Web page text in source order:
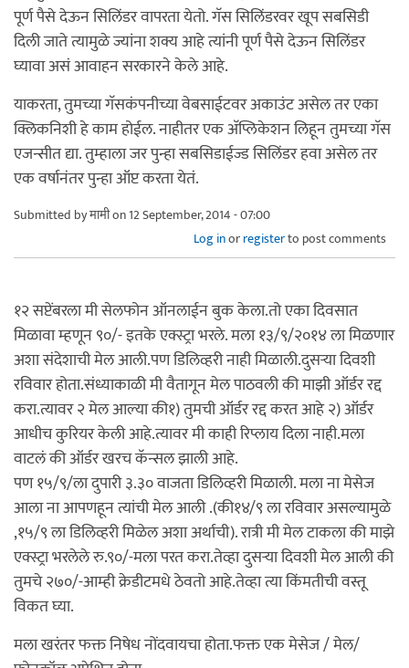
पूर्ण पैसे देऊन सिलिंडर वापरता येतो. गॅस सिलिंडरवर खूप सबसिडी
दिली जाते त्यामुळे ज्यांना शक्य आहे त्यांनी पूर्ण पैसे देऊन सिलिंडर
घ्यावा असं आवाहन सरकारने केले आहे.
याकरता, तुमच्या गॅसकंपनीच्या वेबसाईटवर अकाउंट असेल तर एका
क्लिकनिशी हे काम होईल. नाहीतर एक अ‍ॅप्लिकेशन लिहून तुमच्या गॅस
एजन्सीत द्या. तुम्हाला जर पुन्हा सबसिडाईज्ड सिलिंडर हवा असेल तर
एक वर्षानंतर पुन्हा ऑप्ट करता येतं.
Submitted byमामीon 12 September, 2014 - 07:00
Log inorregisterto post comments
१२ सप्टेंबरला मी सेलफोन ऑनलाईन बुक केला.तो एका दिवसात
मिळावा म्हणून ९०/- इतके एक्स्ट्रा भरले. मला १३/९/२०१४ ला मिळणार
अशा संदेशाची मेल आली.पण डिलिव्हरी नाही मिळाली.दुसर्‍या दिवशी
रविवार होता.संध्याकाळी मी वैतागून मेल पाठवली की माझी ऑर्डर रद्द
करा.त्यावर २ मेल आल्या की१) तुमची ऑर्डर रद्द करत आहे २) ऑर्डर
आधीच कुरियर केली आहे.त्यावर मी काही रिप्लाय दिला नाही.मला
वाटलं की ऑर्डर खरच कॅन्सल झाली आहे.
पण १५/९/ला दुपारी ३.३० वाजता डिलिव्हरी मिळाली. मला ना मेसेज
आला ना आपणहून त्यांची मेल आली .(की१४/९ ला रविवार असल्यामुळे
,१५/९ ला डिलिव्हरी मिळेल अशा अर्थाची). रात्री मी मेल टाकला की माझे
एक्स्ट्रा भरलेले रु.९०/-मला परत करा.तेव्हा दुसर्‍या दिवशी मेल आली की
तुमचे २७०/-आम्ही क्रेडीटमधे ठेवतो आहे.तेव्हा त्या किंमतीची वस्तू
विकत घ्या.
मला खरंतर फक्त निषेध नोंदवायचा होता.फक्त एक मेसेज / मेल/